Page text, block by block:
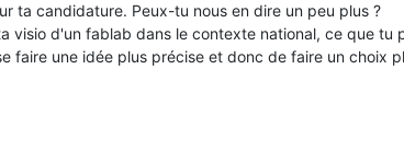
ta candidature. Peux-tu nous en dire un peu plus ?
visio d'un fablab dans le contexte national, ce que tu
faire une idée plus précise et donc de faire un choix